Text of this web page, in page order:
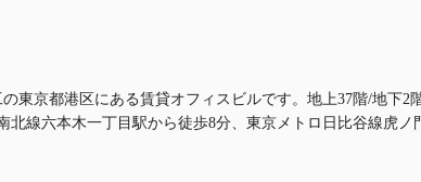
東京都港区にある賃貸オフィスビルです。地上37階/地下
線六本木一丁目駅から徒歩8分、東京メトロ日比谷線虎ノ